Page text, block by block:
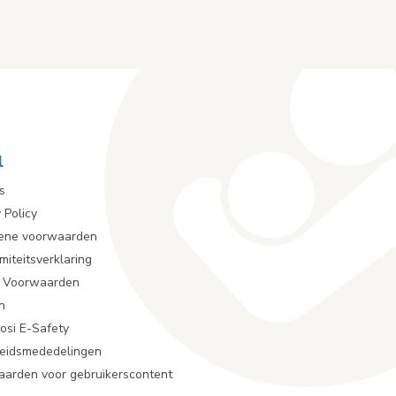
Policy
voorwaarden
E-Safety
voor gebruikerscontent